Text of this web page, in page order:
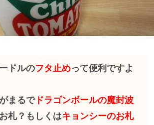
ドルのフタ止めって便利ですよ
まるでドラゴンボールの魔封波
札？もしくはキョンシーのお札